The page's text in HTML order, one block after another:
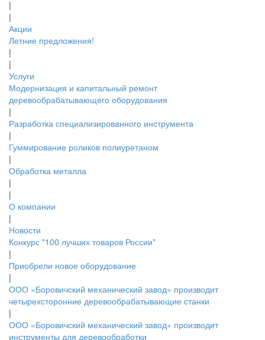
|
|
Акции
Летние предложения!
|
|
Услуги
Модернизация и капитальный ремонт
деревообрабатывающего оборудования
|
Разработка специализированного инструмента
|
Гуммирование роликов полиуретаном
|
Обработка металла
|
|
О компании
|
Новости
Конкурс "100 лучших товаров России"
|
Приобрели новое оборудование
|
ООО «Боровичский механический завод» производит
четырехсторонние деревообрабатывающие станки
|
ООО «Боровичский механический завод» производит
инструменты для деревообработки